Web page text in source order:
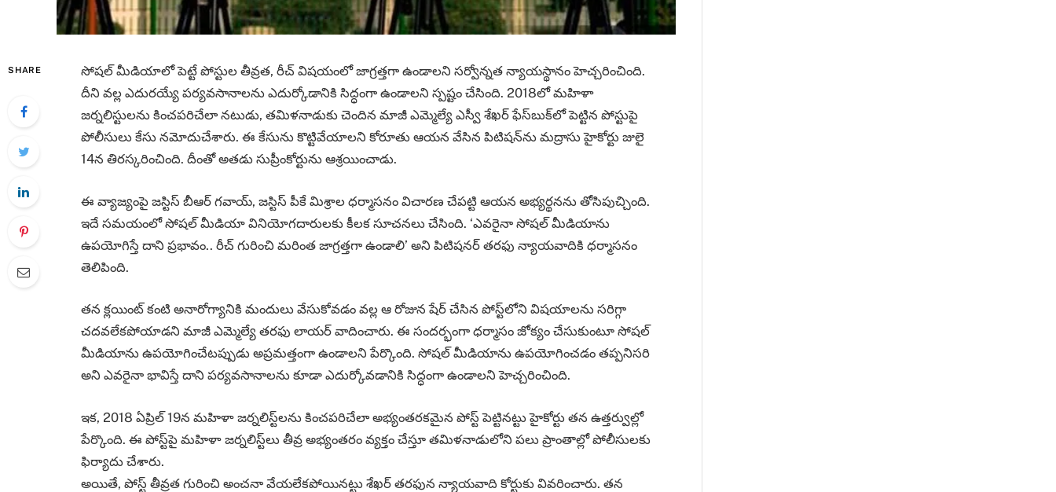
SHARE
సోషల్ మీడియాలో పెట్టే పోస్టుల తీవ్రత, రీచ్ విషయంలో జాగ్రత్తగా ఉండాలని సర్వోన్నత న్యాయస్థానం హెచ్చరించింది.
దీని వల్ల ఎదురయ్యే పర్యవసానాలను ఎదుర్కోడానికి సిద్ధంగా ఉండాలని స్పష్టం చేసింది. 2018లో మహిళా
జర్నలిస్టులను కించపరిచేలా నటుడు, తమిళనాడుకు చెందిన మాజీ ఎమ్మెల్యే ఎస్వీ శేఖర్‌ ఫేస్‌బుక్‌లో పెట్టిన పోస్టుపై
పోలీసులు కేసు నమోదుచేశారు. ఈ కేసును కొట్టివేయాలని కోరూతు ఆయన వేసిన పిటిషన్‌ను మద్రాసు హైకోర్టు జులై
14న తిరస్కరించింది. దీంతో అతడు సుప్రీంకోర్టును ఆశ్రయించాడు.
ఈ వ్యాజ్యంపై జస్టిస్ బీఆర్ గవాయ్, జస్టిస్ పీకే మిశ్రాల ధర్మాసనం విచారణ చేపట్టి ఆయన అభ్యర్థనను తోసిపుచ్చింది.
ఇదే సమయంలో సోషల్ మీడియా వినియోగదారులకు కీలక సూచనలు చేసింది. ‘ఎవరైనా సోషల్ మీడియాను
ఉపయోగిస్తే దాని ప్రభావం.. రీచ్ గురించి మరింత జాగ్రత్తగా ఉండాలి’ అని పిటిషనర్ తరఫు న్యాయవాదికి ధర్మాసనం
తెలిపింది.
తన క్లయింట్ కంటి అనారోగ్యానికి మందులు వేసుకోవడం వల్ల ఆ రోజున షేర్ చేసిన పోస్ట్‌లోని విషయాలను సరిగ్గా
చదవలేకపోయాడని మాజీ ఎమ్మెల్యే తరఫు లాయర్ వాదించారు. ఈ సందర్భంగా ధర్మాసం జోక్యం చేసుకుంటూ సోషల్
మీడియాను ఉపయోగించేటప్పుడు అప్రమత్తంగా ఉండాలని పేర్కొంది. సోషల్ మీడియాను ఉపయోగించడం తప్పనిసరి
అని ఎవరైనా భావిస్తే దాని పర్యవసానాలను కూడా ఎదుర్కోవడానికి సిద్ధంగా ఉండాలని హెచ్చరించింది.
ఇక, 2018 ఏప్రిల్ 19న మహిళా జర్నలిస్ట్‌లను కించపరిచేలా అభ్యంతరకమైన పోస్ట్ పెట్టినట్టు హైకోర్టు తన ఉత్తర్వుల్లో
పేర్కొంది. ఈ పోస్ట్‌పై మహిళా జర్నలిస్ట్‌లు తీవ్ర అభ్యంతరం వ్యక్తం చేస్తూ తమిళనాడులోని పలు ప్రాంతాల్లో పోలీసులకు
ఫిర్యాదు చేశారు.
అయితే, పోస్ట్ తీవ్రత గురించి అంచనా వేయలేకపోయినట్టు శేఖర్ తరఫున న్యాయవాది కోర్టుకు వివరించారు. తన